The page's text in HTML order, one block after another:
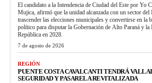
El candidato a la Intendencia de Ciudad del Este por Yo
Mujica, afirmó que la unidad alcanzada con un sector del
trascender las elecciones municipales y convertirse en la
político para disputar la Gobernación de Alto Paraná y la
República en 2028.
7 de agosto de 2026
REGIÓN
PUENTE COSTA CAVALCANTI TENDRÁ
SEGURIDAD Y PASARELA REVITALIZADA